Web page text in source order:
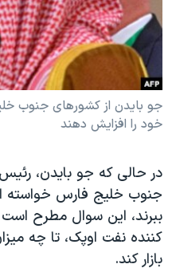
فرهنگ و زندگی
حقوق شهروندی
اقتصادی
علم و فناوری
اسرائیل در جنگ
آرشیو پخش زنده
مستندها
انتخابات ریاست جمهوری آمریکا
حمله جمهوری اسلامی به
رمز مهسا
ورزش زنان در ایران
مجموعه مستندهای دادخواهی
تریبونال مردمی آبان ۹۸
دادگاه حمید نوری
دنبال کنید
زبانهای مختلف
جو بایدن از کشورهای جنوب
خود را افزایش دهند
در حالی که جو بایدن،
جنوب خلیج فارس خواسته
ببرند، این سوال مطرح است
کننده نفت اوپک، تا چه
بازار کند.